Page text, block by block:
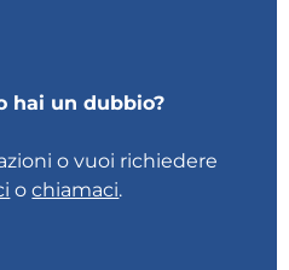
hai un dubbio?
o vuoi richiedere
ochiamaci.